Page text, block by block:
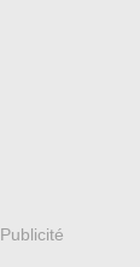
Publicité